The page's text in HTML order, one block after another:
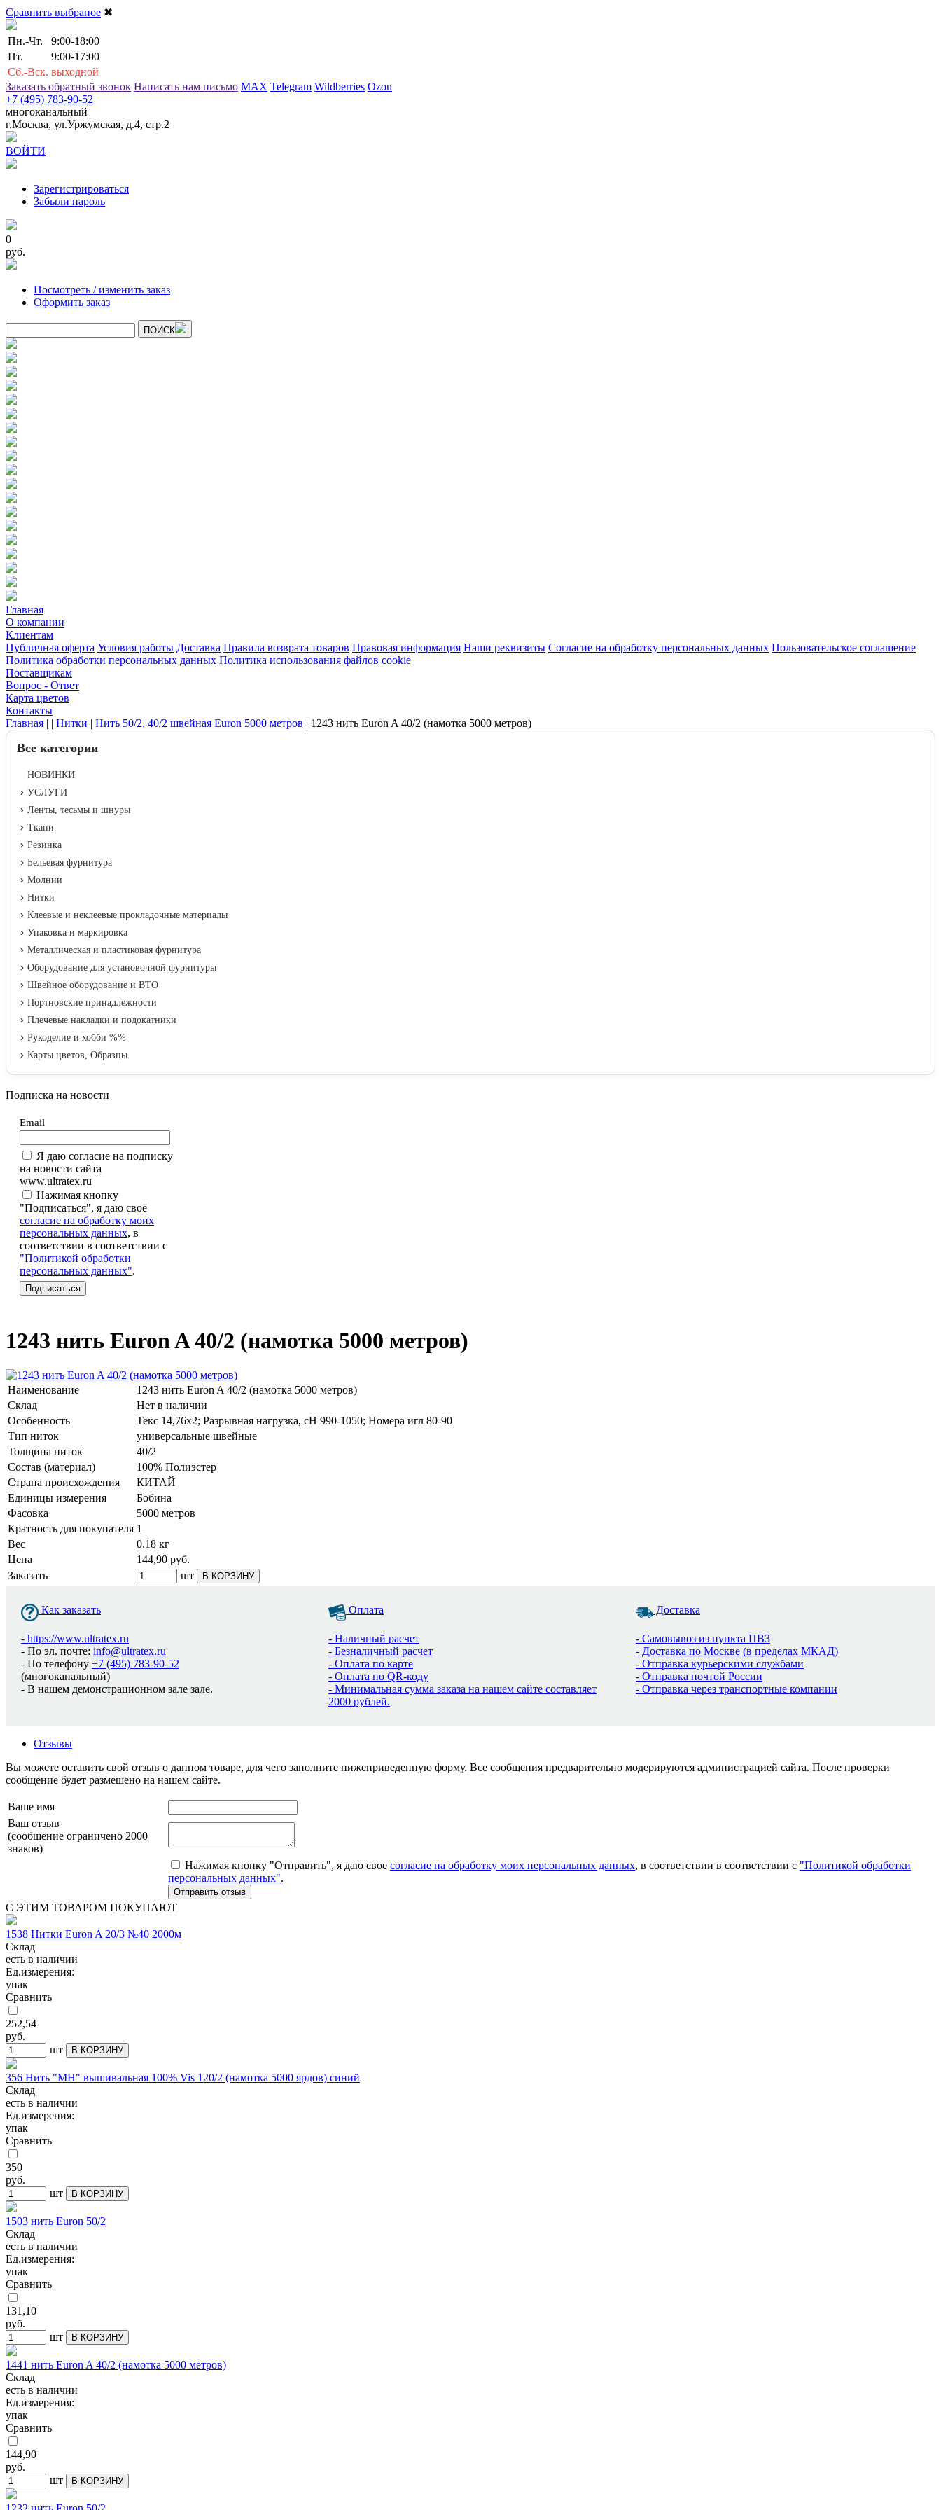
Сравнить выбраное ✖
Пн.-Чт.
9:00-18:00
Пт.
9:00-17:00
Сб.-Вск. выходной
Заказать обратный звонок Написать нам письмо MAX Telegram Wildberries Ozon
+7 (495) 783-90-52
многоканальный
г.Москва, ул.Уржумская, д.4, стр.2
ВОЙТИ
Зарегистрироваться
Забыли пароль
0
руб.
Посмотреть / изменить заказ
Оформить заказ
ПОИСК
Главная
О компании
Клиентам
Публичная оферта Условия работы Доставка Правила возврата товаров Правовая информация Наши реквизиты Согласие на обработку персональных данных Пользовательское соглашение
Политика обработки персональных данных Политика использования файлов cookie
Поставщикам
Вопрос - Ответ
Карта цветов
Контакты
Главная | | Нитки | Нить 50/2, 40/2 швейная Euron 5000 метров | 1243 нить Euron A 40/2 (намотка 5000 метров)
Все категории
НОВИНКИ
УСЛУГИ
Ленты, тесьмы и шнуры
Ткани
Резинка
Бельевая фурнитура
Молнии
Нитки
Клеевые и неклеевые прокладочные материалы
Упаковка и маркировка
Металлическая и пластиковая фурнитура
Оборудование для установочной фурнитуры
Швейное оборудование и ВТО
Портновские принадлежности
Плечевые накладки и подокатники
Рукоделие и хобби %%
Карты цветов, Образцы
Подписка на новости
Email
Я даю согласие на подписку
на новости сайта
www.ultratex.ru
Нажимая кнопку
"Подписаться", я даю своё
согласие на обработку моих
персональных данных, в
соответствии в соответствии с
"Политикой обработки
персональных данных".
1243 нить Euron A 40/2 (намотка 5000 метров)
Наименование
1243 нить Euron A 40/2 (намотка 5000 метров)
Склад
Нет в наличии
Особенность
Текс 14,76х2; Разрывная нагрузка, сН 990-1050; Номера игл 80-90
Тип ниток
универсальные швейные
Толщина ниток
40/2
Состав (материал)
100% Полиэстер
Страна происхождения
КИТАЙ
Единицы измерения
Бобина
Фасовка
5000 метров
Кратность для покупателя 1
Вес
0.18 кг
Цена
144,90 руб.
Заказать
шт В КОРЗИНУ
Как заказать
- https://www.ultratex.ru
- По эл. почте: info@ultratex.ru
- По телефону +7 (495) 783-90-52
(многоканальный)
- В нашем демонстрационном зале зале.
Оплата
- Наличный расчет
- Безналичный расчет
- Оплата по карте
- Оплата по QR-коду
- Минимальная сумма заказа на нашем сайте составляет
2000 рублей.
Доставка
- Самовывоз из пункта ПВЗ
- Доставка по Москве (в пределах МКАД)
- Отправка курьерскими службами
- Отправка почтой России
- Отправка через транспортные компании
Отзывы
Вы можете оставить свой отзыв о данном товаре, для чего заполните нижеприведенную форму. Все сообщения предварительно модерируются администрацией сайта. После проверки
сообщение будет размешено на нашем сайте.
Ваше имя
Ваш отзыв
(сообщение ограничено 2000
знаков)
Нажимая кнопку "Отправить", я даю свое согласие на обработку моих персональных данных, в соответствии в соответствии с "Политикой обработки
персональных данных".
С ЭТИМ ТОВАРОМ ПОКУПАЮТ
1538 Нитки Euron A 20/3 №40 2000м
Склад
есть в наличии
Ед.измерения:
упак
Сравнить
252,54
руб.
шт
В КОРЗИНУ
356 Нить "МН" вышивальная 100% Vis 120/2 (намотка 5000 ярдов) синий
Склад
есть в наличии
Ед.измерения:
упак
Сравнить
350
руб.
шт
В КОРЗИНУ
1503 нить Euron 50/2
Склад
есть в наличии
Ед.измерения:
упак
Сравнить
131,10
руб.
шт
В КОРЗИНУ
1441 нить Euron A 40/2 (намотка 5000 метров)
Склад
есть в наличии
Ед.измерения:
упак
Сравнить
144,90
руб.
шт
В КОРЗИНУ